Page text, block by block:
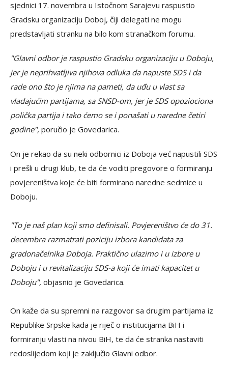
sjednici 17. novembra u Istočnom Sarajevu raspustio
Gradsku organizaciju Doboj, čiji delegati ne mogu
predstavljati stranku na bilo kom stranačkom forumu.
"Glavni odbor je raspustio Gradsku organizaciju u Doboju,
jer je neprihvatljiva njihova odluka da napuste SDS i da
rade ono što je njima na pameti, da uđu u vlast sa
vladajućim partijama, sa SNSD-om, jer je SDS opoziociona
polička partija i tako ćemo se i ponašati u naredne četiri
godine", poručio je Govedarica.
On je rekao da su neki odbornici iz Doboja već napustili SDS
i prešli u drugi klub, te da će voditi pregovore o formiranju
povjereništva koje će biti formirano naredne sedmice u
Doboju.
"To je naš plan koji smo definisali. Povjereništvo će do 31.
decembra razmatrati poziciju izbora kandidata za
gradonačelnika Doboja. Praktično ulazimo i u izbore u
Doboju i u revitalizaciju SDS-a koji će imati kapacitet u
Doboju", objasnio je Govedarica.
On kaže da su spremni na razgovor sa drugim partijama iz
Republike Srpske kada je riječ o institucijama BiH i
formiranju vlasti na nivou BiH, te da će stranka nastaviti
redoslijedom koji je zaključio Glavni odbor.